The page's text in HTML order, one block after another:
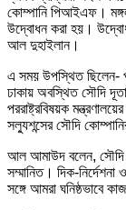
কোম্পানি পিআইএফ।
উদ্বোধন করা হয়।
আল দুহাইলান।
এ সময় উপস্থিত ছিলেন-
ঢাকায় অবস্থিত সৌদি
পররাষ্ট্রবিষয়ক
সল্যুশন্সের সৌদি
আল আমাউদ বলেন, সৌদি
সম্মানিত। দিক-
সঙ্গে আমরা ঘনিষ্ঠভাবে